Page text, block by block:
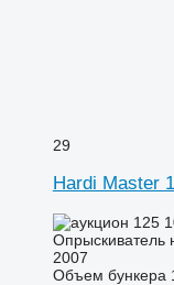
29
Hardi Master
125
Опрыскиватель
2007
Объем бункера